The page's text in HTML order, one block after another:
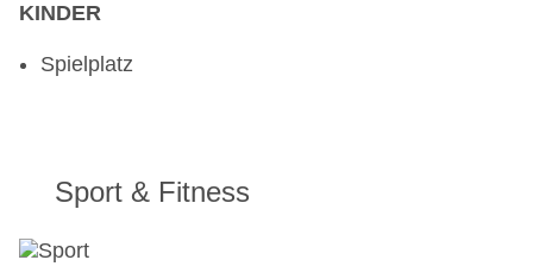
KINDER
Spielplatz
Sport & Fitness